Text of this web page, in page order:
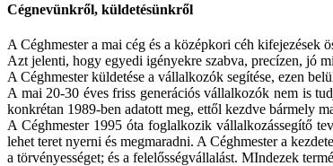
Cégnevünkről, küldetésünkről
A Céghmester a mai cég és a középkori céh kifejezések
Azt jelenti, hogy egyedi igényekre szabva, precízen, jó
A Céghmester küldetése a vállalkozók segítése, ezen
A mai 20-30 éves friss generációs vállalkozók nem is
konkrétan 1989-ben adatott meg, ettől kezdve bármely
A Céghmester 1995 óta foglalkozik vállalkozássegítő
lehet teret nyerni és megmaradni. A Céghmester a
a törvényességet; és a felelősségvállalást. MIndezek